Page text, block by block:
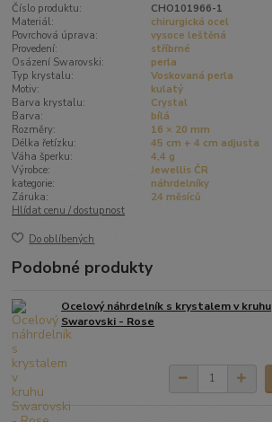
Číslo produktu:
CHO101966-1
Materiál:
chirurgická ocel
Povrchová úprava:
vysoce leštěná
Provedení:
stříbrné
Osázení Swarovski:
perla
Typ krystalu:
Voskovaná perla
Motiv:
kulatý
Barva krystalu:
Crystal
Barva:
bílá
Rozměry:
16 × 20 mm
Délka řetízku:
45 cm + 4 cm adjusta
Váha šperku:
4,4 g
Výrobce:
Jewellis ČR
kategorie:
náhrdelníky
Záruka:
24 měsíců
Hlídat cenu / dostupnost
Do oblíbených
Podobné produkty
Ocelový náhrdelník s krystalem v kruhu
Swarovski - Rose